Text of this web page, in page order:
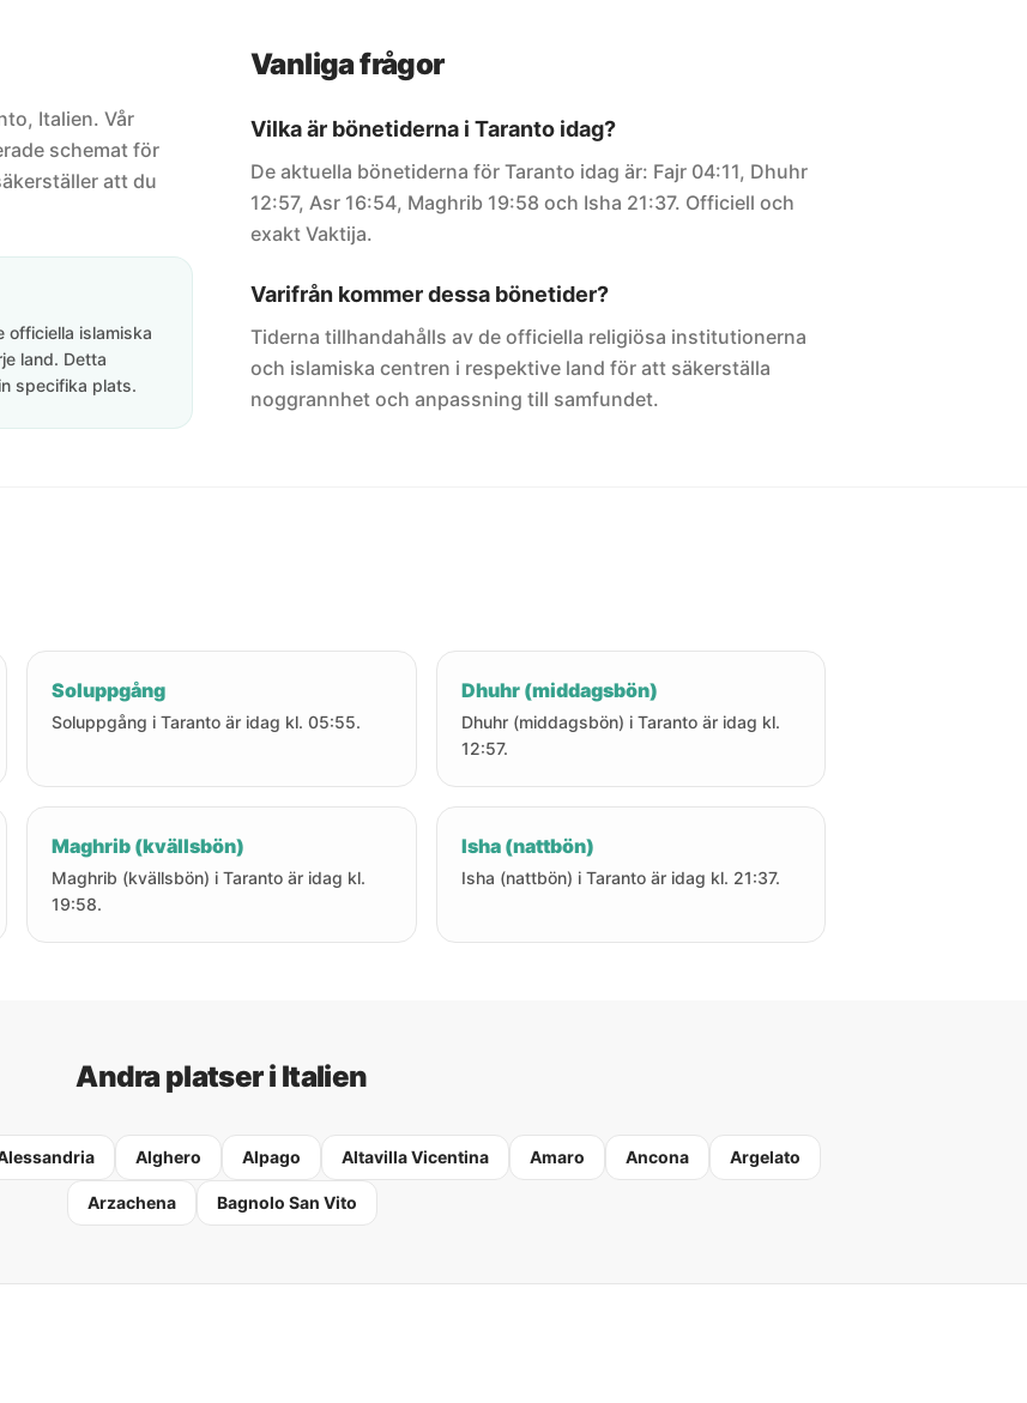
Italien. Vår
schemat för
att du
officiella islamiska
land. Detta
specifika plats.
Vanliga frågor
Vilka är bönetiderna i Taranto idag?
De aktuella bönetiderna för Taranto idag är: Fajr 04:11, Dhuhr
12:57, Asr 16:54, Maghrib 19:58 och Isha 21:37. Officiell och
exakt Vaktija.
Varifrån kommer dessa bönetider?
Tiderna tillhandahålls av de officiella religiösa institutionerna
och islamiska centren i respektive land för att säkerställa
noggrannhet och anpassning till samfundet.
Soluppgång
Soluppgång i Taranto är idag kl. 05:55.
Dhuhr (middagsbön)
Dhuhr (middagsbön) i Taranto är idag kl.
12:57.
Maghrib (kvällsbön)
Maghrib (kvällsbön) i Taranto är idag kl.
19:58.
Isha (nattbön)
Isha (nattbön) i Taranto är idag kl. 21:37.
Andra platser i Italien
Alghero Alpago Altavilla Vicentina Amaro Ancona Argelato
Arzachena Bagnolo San Vito